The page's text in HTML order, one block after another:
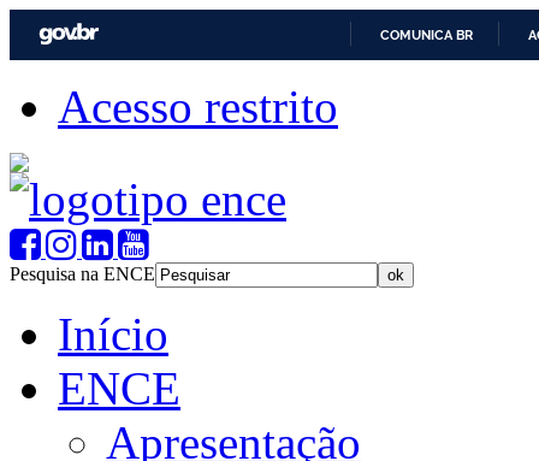
COMUNICA BR
Acesso restrito
Pesquisa na ENCE
Início
ENCE
Apresentação